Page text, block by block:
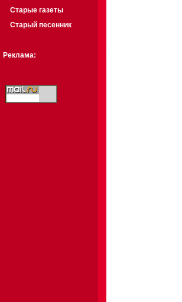
Старые газеты
Старый песенник
Реклама: